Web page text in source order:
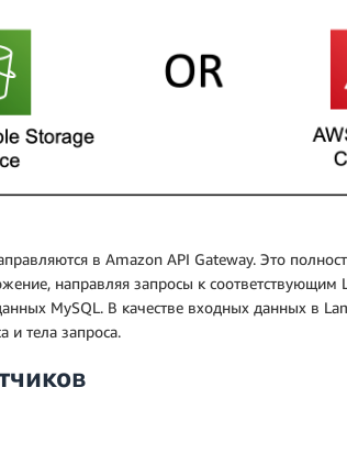
в Amazon API Gateway. Это
направляя запросы к
MySQL. В качестве входных данных в
и тела запроса.